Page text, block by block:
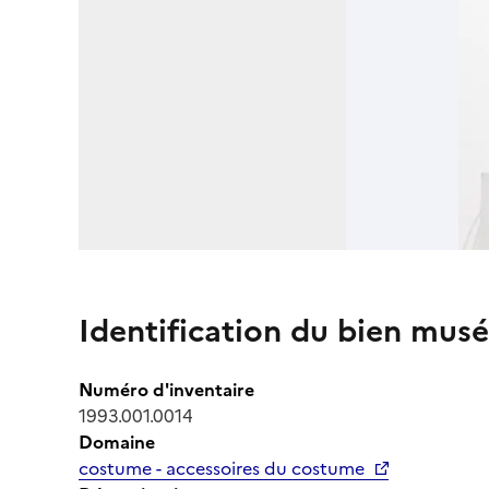
Identification du bien
Numéro d'inventaire
1993.001.0014
Domaine
costume - accessoires du costume